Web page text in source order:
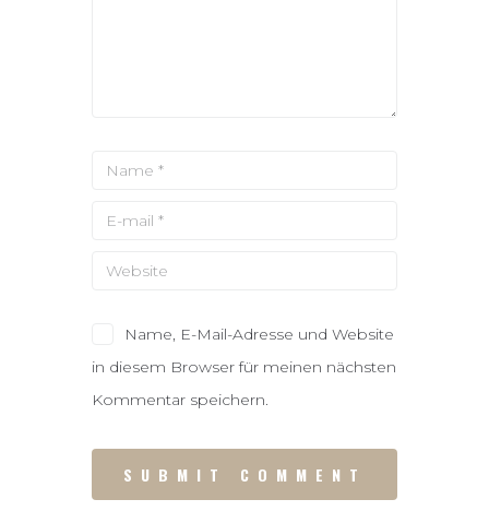
Name, E-Mail-Adresse und Website
in diesem Browser für meinen nächsten
Kommentar speichern.